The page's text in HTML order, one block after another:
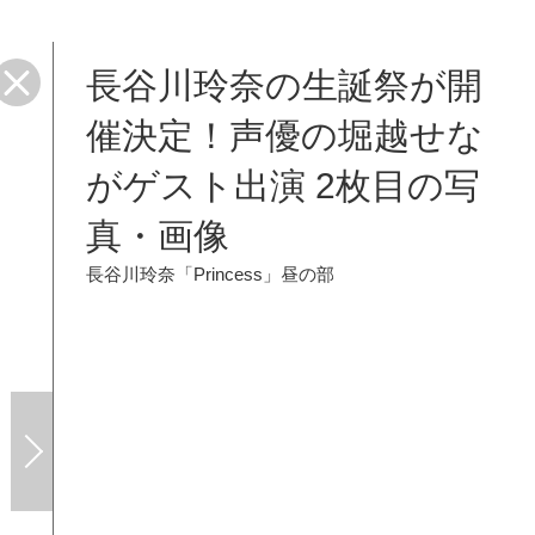
長谷川玲奈の生誕祭が開
催決定！声優の堀越せな
がゲスト出演 2枚目の写
真・画像
長谷川玲奈「Princess」昼の部